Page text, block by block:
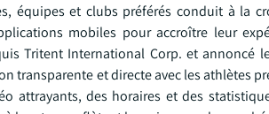
équipes et clubs préférés conduit à la
mobiles pour accroître leur
Tritent International Corp. et annoncé
transparente et directe avec les athlètes
attrayants, des horaires et des